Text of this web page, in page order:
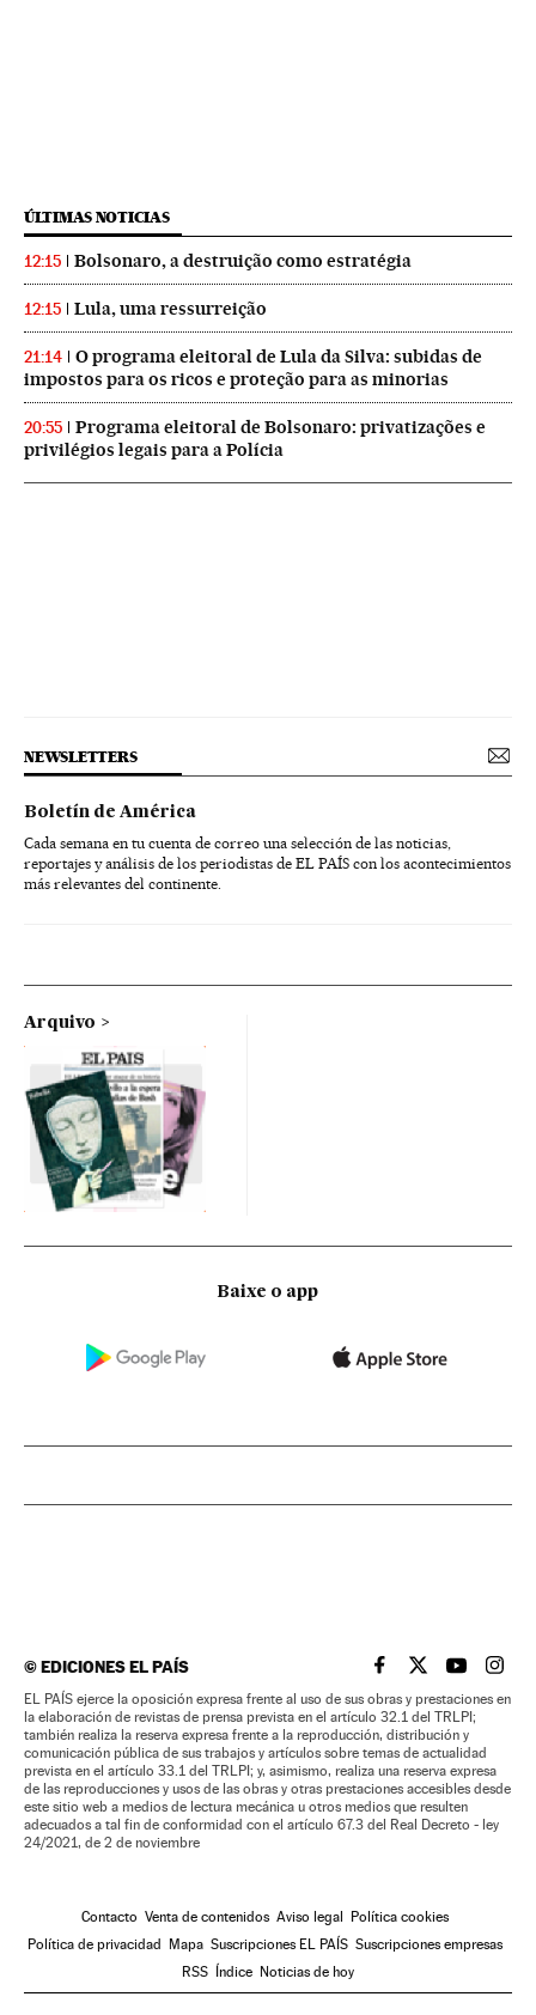
ÚLTIMAS NOTICIAS
12:15 Bolsonaro, a destruição como estratégia
12:15 Lula, uma ressurreição
21:14
O programa eleitoral de Lula da Silva: subidas de
impostos para os ricos e proteção para as minorias
20:55
Programa eleitoral de Bolsonaro: privatizações e
privilégios legais para a Polícia
NEWSLETTERS
Boletín de América
Cada semana en tu cuenta de correo una selección de las noticias,
reportajes y análisis de los periodistas de EL PAÍS con los acontecimientos
más relevantes del continente.
Arquivo
Baixe o app
©EDICIONES EL PAÍS EL PAÍS BRASIL EN
EL PAÍSEL PAÍS
EL
EL PAÍS ejerce la oposición expresa frente al uso de sus obras y prestaciones en
la elaboración de revistas de prensa prevista en el artículo 32.1 del TRLPI;
también realiza la reserva expresa frente a la reproducción, distribución y
comunicación pública de sus trabajos y artículos sobre temas de actualidad
prevista en el artículo 33.1 del TRLPI; y, asimismo, realiza una reserva expresa
de las reproducciones y usos de las obras y otras prestaciones accesibles desde
este sitio web a medios de lectura mecánica u otros medios que resulten
adecuados a tal fin de conformidad con el artículo 67.3 del Real Decreto - ley
24/2021, de 2 de noviembre
Contacto Venta de contenidos Aviso legal
Política cookies
Política de privacidad
Mapa Suscripciones EL PAÍS Suscripciones empresas
RSS
Índice Noticias de hoy